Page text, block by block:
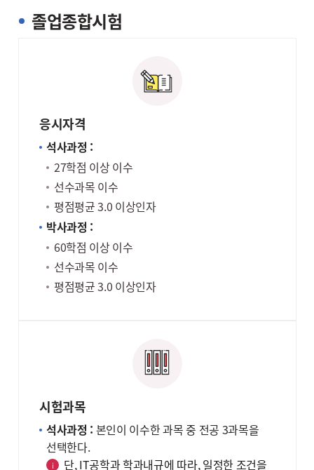
졸업종합시험
응시자격
석사과정 :
27학점 이상 이수
선수과목 이수
평점평균 3.0 이상인자
박사과정 :
60학점 이상 이수
선수과목 이수
평점평균 3.0 이상인자
시험과목
석사과정 : 본인이 이수한 과목 중 전공 3과목을
선택한다.
단, IT공학과 학과내규에 따라, 일정한 조건을